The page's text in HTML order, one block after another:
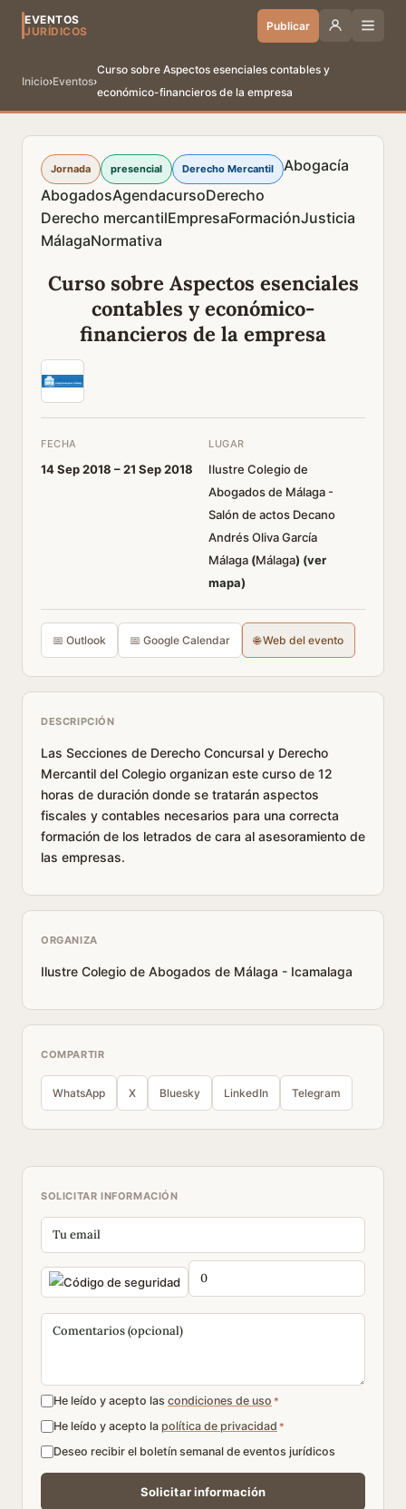
EVENTOS
JURÍDICOS
Publicar
Inicio›Eventos›
Curso sobre Aspectos esenciales contables y
económico-financieros de la empresa
Jornada presencial Derecho Mercantil
Abogacía
AbogadosAgendacursoDerecho
Derecho mercantilEmpresaFormaciónJusticia
MálagaNormativa
Curso sobre Aspectos esenciales
contables y económico-
financieros de la empresa
FECHA
14 Sep 2018 –21 Sep 2018
LUGAR
Ilustre Colegio de
Abogados de Málaga -
Salón de actos Decano
Andrés Oliva García
Málaga (Málaga) (ver
mapa)
📅 Outlook 📅 Google Calendar 🌐 Web del evento
DESCRIPCIÓN
Las Secciones de Derecho Concursal y Derecho
Mercantil del Colegio organizan este curso de 12
horas de duración donde se tratarán aspectos
fiscales y contables necesarios para una correcta
formación de los letrados de cara al asesoramiento de
las empresas.
ORGANIZA
Ilustre Colegio de Abogados de Málaga - Icamalaga
COMPARTIR
WhatsApp X Bluesky LinkedIn Telegram
SOLICITAR INFORMACIÓN
He leído y acepto las condiciones de uso *
He leído y acepto la política de privacidad *
Deseo recibir el boletín semanal de eventos jurídicos